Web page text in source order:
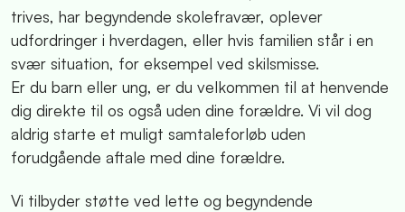
trives, har begyndende skolefravær, oplever
udfordringer i hverdagen, eller hvis familien står i en
svær situation, for eksempel ved skilsmisse.
Er du barn eller ung, er du velkommen til at henvende
dig direkte til os også uden dine forældre. Vi vil dog
aldrig starte et muligt samtaleforløb uden
forudgående aftale med dine forældre.
Vi tilbyder støtte ved lette og begyndende